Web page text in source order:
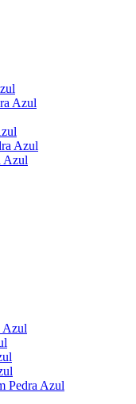
Azul
Azul
Azul
Azul
Pedra Azul